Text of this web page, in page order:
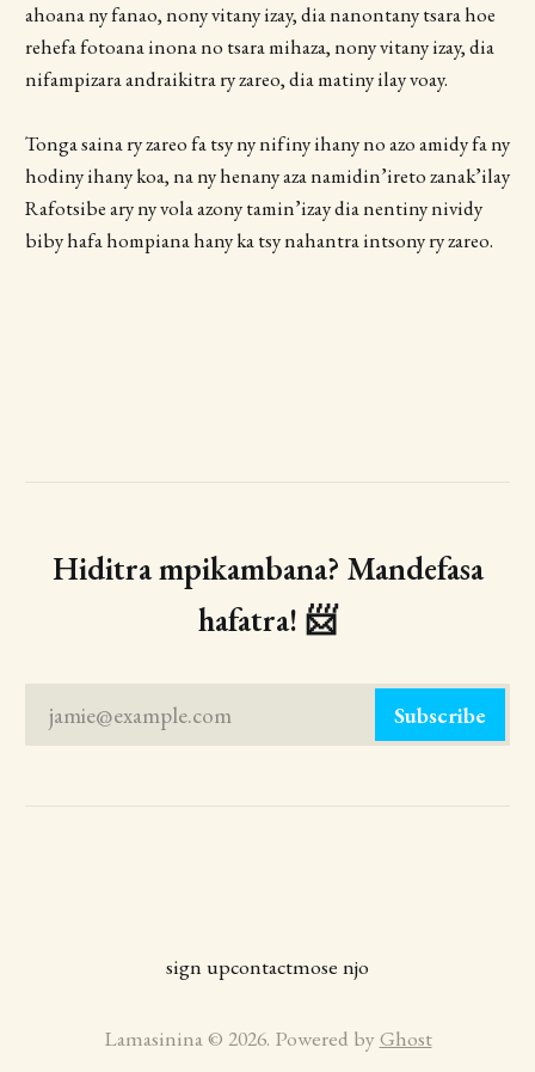
ahoana ny fanao, nony vitany izay, dia nanontany tsara hoe
rehefa fotoana inona no tsara mihaza, nony vitany izay, dia
nifampizara andraikitra ry zareo, dia matiny ilay voay.
Tonga saina ry zareo fa tsy ny nifiny ihany no azo amidy fa ny
hodiny ihany koa, na ny henany aza namidin’ireto zanak’ilay
Rafotsibe ary ny vola azony tamin’izay dia nentiny nividy
biby hafa hompiana hany ka tsy nahantra intsony ry zareo.
Hiditra mpikambana? Mandefasa
hafatra! 📨
jamie@example.com Subscribe
sign upcontactmose njo
Lamasinina © 2026. Powered by Ghost